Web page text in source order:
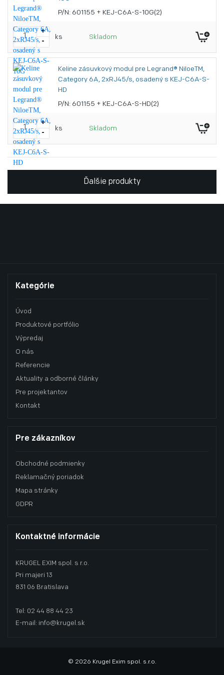
P/N: 601155 + KEJ-C6A-S-10G(2)
+
-
ks Skladom
Keline zásuvkový modul pre Legrand® NiloeTM,
Category 6A, 2xRJ45/s, osadený s KEJ-C6A-S-
HD
P/N: 601155 + KEJ-C6A-S-HD(2)
+
-
ks Skladom
Ďalšie produkty
Kategórie
Úvod
Produktové portfólio
Výpredaj
O nás
Referencie
Aktuality a odborné články
Pre projektantov
Kontakt
Pre zákazníkov
Obchodné podmienky
Reklamačný poriadok
Mapa stránky
GDPR
Kontaktné informácie
KRUGEL EXIM spol. s r.o.
Pri majeri 13
831 06 Bratislava
Tel: 02 44 88 44 23
E-mail: info@krugel.sk
© 2026 Krugel Exim spol. s.r.o.